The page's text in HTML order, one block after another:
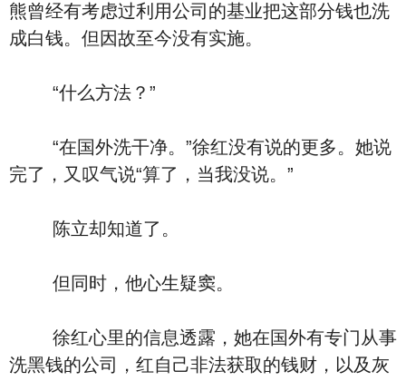
熊曾经有考虑过利用公司的基业把这部分钱也洗
成白钱。但因故至今没有实施。
“什么方法？”
“在国外洗干净。”徐红没有说的更多。她说
完了，又叹气说“算了，当我没说。”
陈立却知道了。
但同时，他心生疑窦。
徐红心里的信息透露，她在国外有专门从事
洗黑钱的公司，红自己非法获取的钱财，以及灰